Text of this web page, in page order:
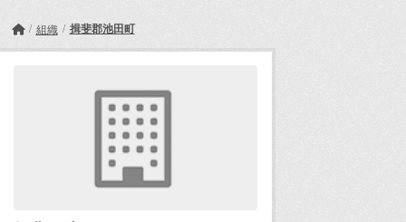
組織 揖斐郡池田町